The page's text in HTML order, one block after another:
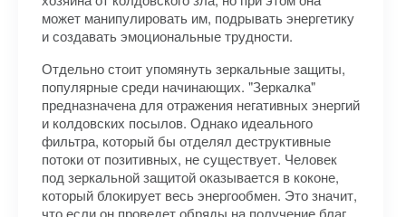
может манипулировать им, подрывать энергетику
и создавать эмоциональные трудности.
Отдельно стоит упомянуть зеркальные защиты,
популярные среди начинающих. "Зеркалка"
предназначена для отражения негативных энергий
и колдовских посылов. Однако идеального
фильтра, который бы отделял деструктивные
потоки от позитивных, не существует. Человек
под зеркальной защитой оказывается в коконе,
который блокирует весь энергообмен. Это значит,
что если он проведет обряды на получение благ,